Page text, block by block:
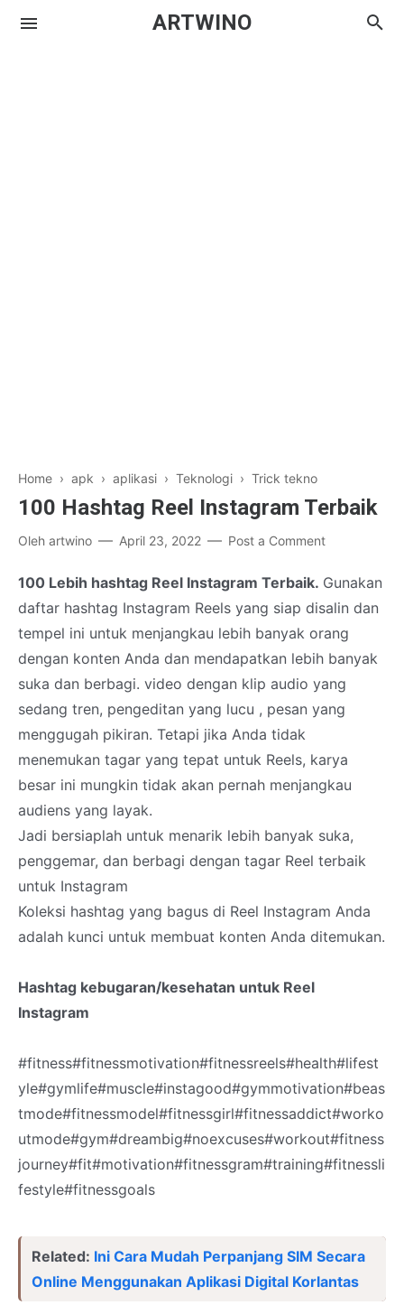
ARTWINO
Home › apk › aplikasi › Teknologi › Trick tekno
100 Hashtag Reel Instagram Terbaik
Oleh artwino April 23, 2022 Post a Comment
100 Lebih hashtag Reel Instagram Terbaik. Gunakan
daftar hashtag Instagram Reels yang siap disalin dan
tempel ini untuk menjangkau lebih banyak orang
dengan konten Anda dan mendapatkan lebih banyak
suka dan berbagi. video dengan klip audio yang
sedang tren, pengeditan yang lucu , pesan yang
menggugah pikiran. Tetapi jika Anda tidak
menemukan tagar yang tepat untuk Reels, karya
besar ini mungkin tidak akan pernah menjangkau
audiens yang layak.
Jadi bersiaplah untuk menarik lebih banyak suka,
penggemar, dan berbagi dengan tagar Reel terbaik
untuk Instagram
Koleksi hashtag yang bagus di Reel Instagram Anda
adalah kunci untuk membuat konten Anda ditemukan.
Hashtag kebugaran/kesehatan untuk Reel
Instagram
#fitness#fitnessmotivation#fitnessreels#health#lifest
yle#gymlife#muscle#instagood#gymmotivation#beas
tmode#fitnessmodel#fitnessgirl#fitnessaddict#worko
utmode#gym#dreambig#noexcuses#workout#fitness
journey#fit#motivation#fitnessgram#training#fitnessli
festyle#fitnessgoals
Related: Ini Cara Mudah Perpanjang SIM Secara
Online Menggunakan Aplikasi Digital Korlantas